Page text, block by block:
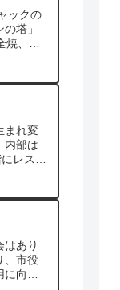
ックの
塔」
焼、鉄
れてい
きま
クの
まれ変
内部は
レスト
あり
、市役
に向け